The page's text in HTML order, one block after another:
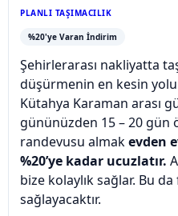
PLANLI TAŞIMACILIK
%20'ye Varan İndirim
Şehirlerarası nakliyatta
düşürmenin en kesin
Kütahya Karaman arası
gününüzden 15 – 20 gün
randevusu almakevden
%20’ye kadar ucuzlatır.
bize kolaylık sağlar. Bu da
sağlayacaktır.